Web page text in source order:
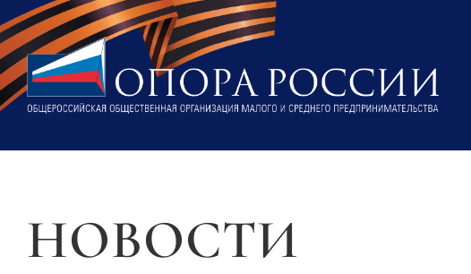
НОВОСТИ